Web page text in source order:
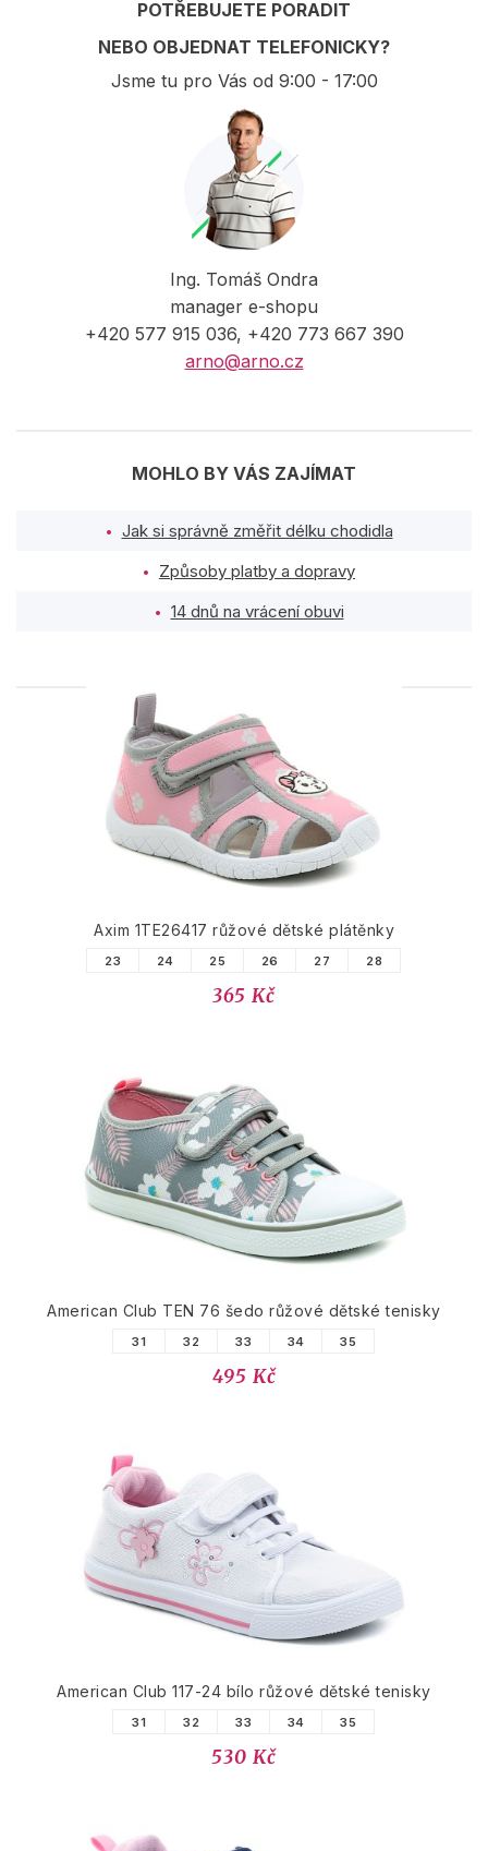
POTŘEBUJETE PORADIT
NEBO OBJEDNAT TELEFONICKY?
Jsme tu pro Vás od 9:00 - 17:00
Ing. Tomáš Ondra
manager e-shopu
+420 577 915 036, +420 773 667 390
arno@arno.cz
MOHLO BY VÁS ZAJÍMAT
Jak si správně změřit délku chodidla
Způsoby platby a dopravy
14 dnů na vrácení obuvi
PODOBNÉ PRODUKTY
Axim 1TE26417 růžové dětské plátěnky
23 24 25 26 27 28
365 Kč
American Club TEN 76 šedo růžové dětské tenisky
31 32 33 34 35
495 Kč
American Club 117-24 bílo růžové dětské tenisky
31 32 33 34 35
530 Kč